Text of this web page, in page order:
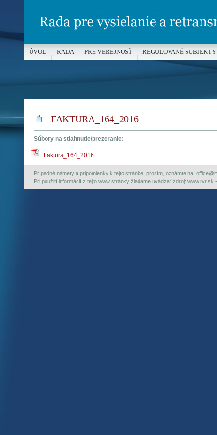
FAKTURA_164_2016
Súbory na stiahnutie/prezeranie:
Faktura_164_2016
Prípadné námety a pripomienky k tejto stránke, prosím, oznámte na:
Pri použití informácií z tejto www stránky žiadame uvádzať zdroj: www.rvr.sk
ÚVOD RADA PRE VEREJNOSŤ REGULOVANÉ SUBJEKTY